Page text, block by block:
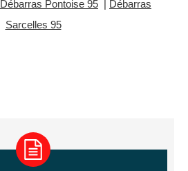
Débarras Pontoise 95 | Débarras
Sarcelles 95